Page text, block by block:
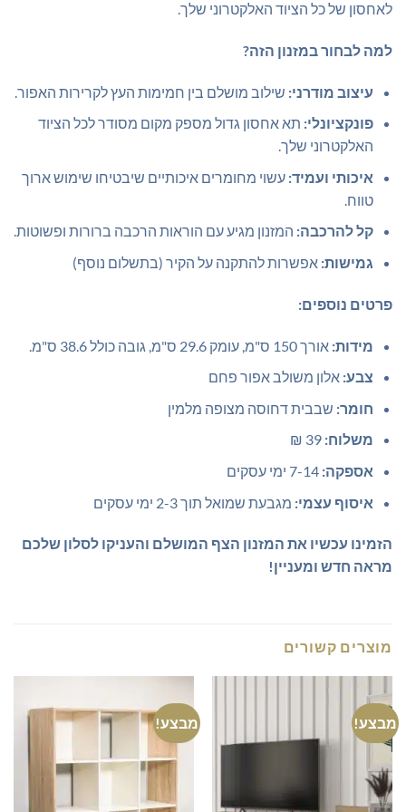
לאחסון של כל הציוד האלקטרוני שלך.
למה לבחור במזנון הזה?
עיצוב מודרני: שילוב מושלם בין חמימות העץ לקרירות האפור.
פונקציונלי: תא אחסון גדול מספק מקום מסודר לכל הציוד
האלקטרוני שלך.
איכותי ועמיד: עשוי מחומרים איכותיים שיבטיחו שימוש ארוך
טווח.
קל להרכבה: המזנון מגיע עם הוראות הרכבה ברורות ופשוטות.
גמישות: אפשרות להתקנה על הקיר (בתשלום נוסף)
פרטים נוספים:
מידות: אורך 150 ס"מ, עומק 29.6 ס"מ, גובה כולל 38.6 ס"מ.
צבע: אלון משולב אפור פחם
חומר: שבבית דחוסה מצופה מלמין
משלוח:
אספקה:
איסוף עצמי: מגבעת שמואל תוך 2-3 ימי עסקים
הזמינו עכשיו את המזנון הצף המושלם והעניקו לסלון שלכם
מראה חדש ומעניין!
מוצרים קשורים
מבצע! מבצע!